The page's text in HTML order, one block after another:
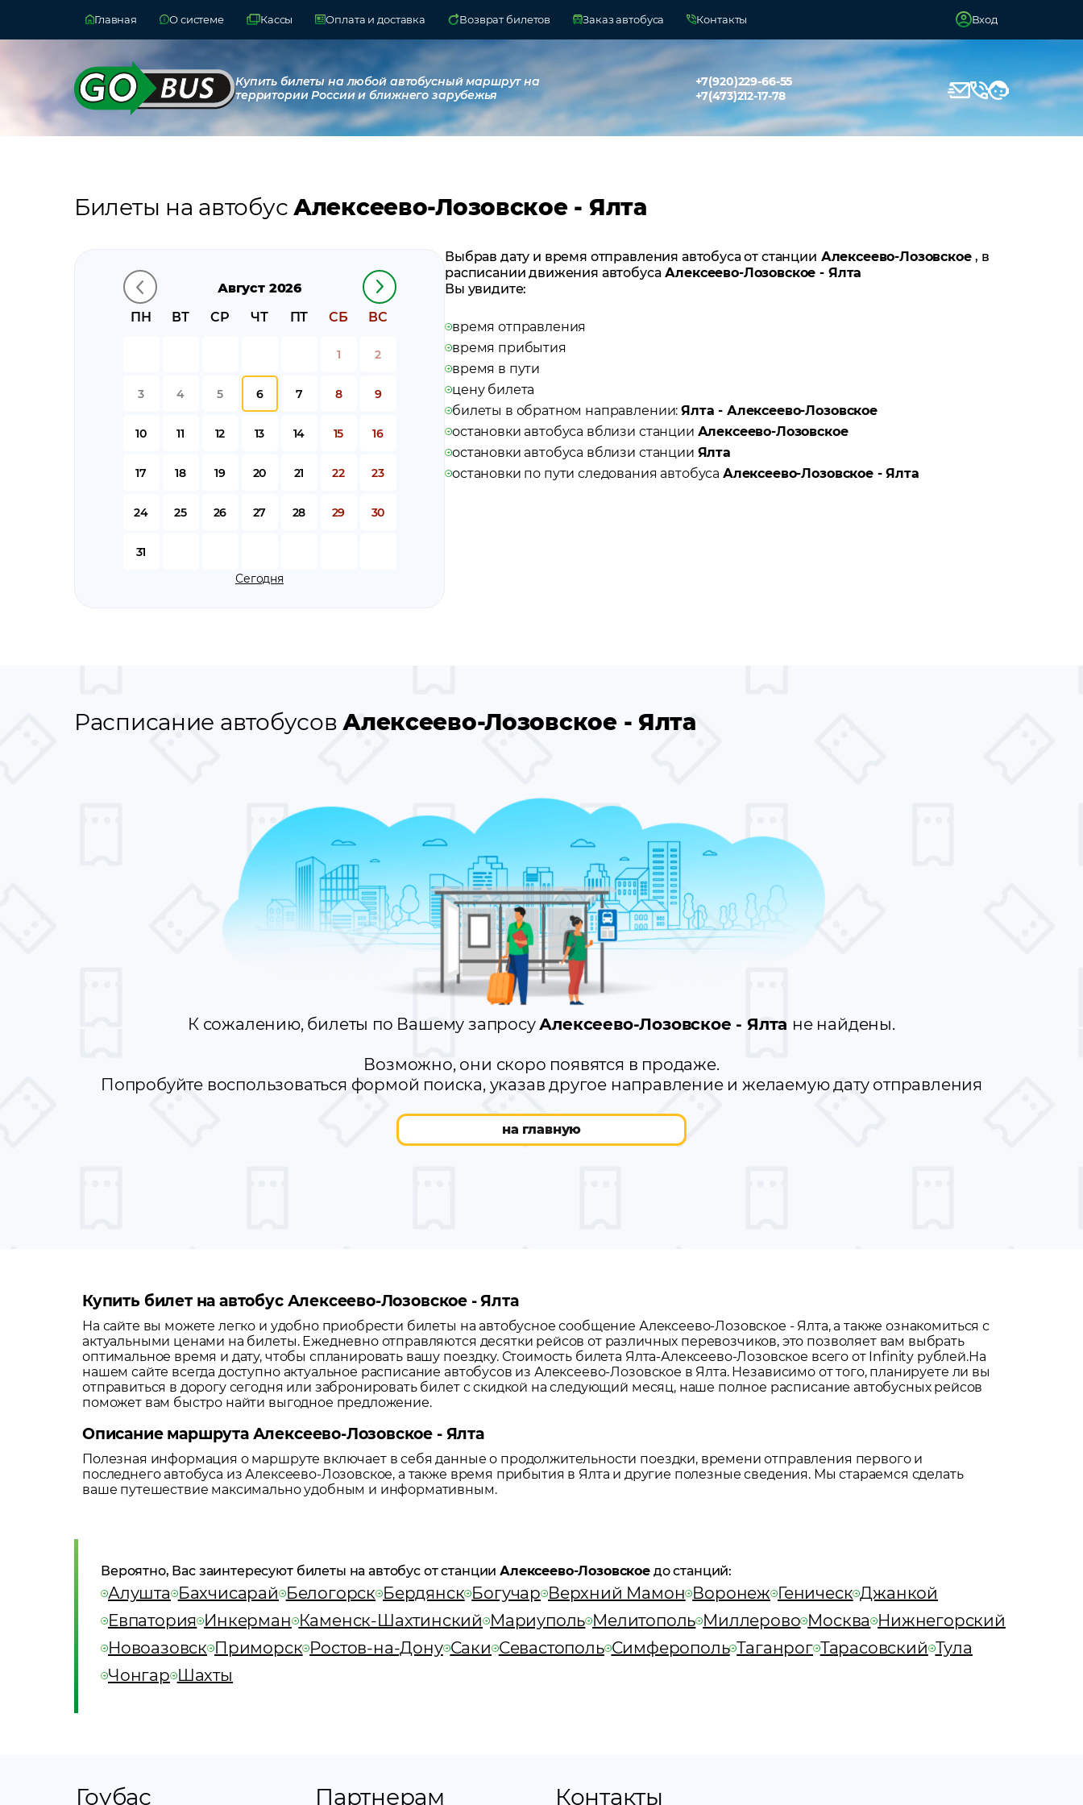
Главная О системе Кассы Оплата и доставка Возврат билетов Заказ автобуса Контакты Вход
Купить билеты на любой автобусный маршрут на
территории России и ближнего зарубежья
+7(920)229-66-55
+7(473)212-17-78
Билеты на автобус Алексеево-Лозовское - Ялта
Август 2026
ПН
ВТ СР ЧТ ПТ СБ ВС
1 2
3 4 5 6 7 8 9
10 11 12 13 14 15 16
17 18 19 20 21 22 23
24 25 26 27 28 29 30
31
Сегодня
Выбрав дату и время отправления автобуса от станции Алексеево-Лозовское, в
расписании движения автобусаАлексеево-Лозовское - Ялта
Вы увидите:
время отправления
время прибытия
время в пути
цену билета
билеты в обратном направлении:Ялта - Алексеево-Лозовское
остановки автобуса вблизи станции Алексеево-Лозовское
остановки автобуса вблизи станции Ялта
остановки по пути следования автобуса Алексеево-Лозовское - Ялта
Расписание автобусовАлексеево-Лозовское - Ялта
К сожалению, билеты по Вашему запросуАлексеево-Лозовское - Ялта не найдены.
Возможно, они скоро появятся в продаже.
Попробуйте воспользоваться формой поиска, указав другое направление и желаемую дату отправления
на главную
Купить билет на автобус Алексеево-Лозовское - Ялта
На сайте вы можете легко и удобно приобрести билеты на автобусное сообщение Алексеево-Лозовское - Ялта, а также ознакомиться с
актуальными ценами на билеты. Ежедневно отправляются десятки рейсов от различных перевозчиков, это позволяет вам выбрать
оптимальное время и дату, чтобы спланировать вашу поездку. Стоимость билета Ялта-Алексеево-Лозовское всего от Infinity рублей.На
нашем сайте всегда доступно актуальное расписание автобусов из Алексеево-Лозовское в Ялта. Независимо от того, планируете ли вы
отправиться в дорогу сегодня или забронировать билет с скидкой на следующий месяц, наше полное расписание автобусных рейсов
поможет вам быстро найти выгодное предложение.
Описание маршрута Алексеево-Лозовское - Ялта
Полезная информация о маршруте включает в себя данные о продолжительности поездки, времени отправления первого и
последнего автобуса изАлексеево-Лозовское, а также время прибытия в Ялта и другие полезные сведения. Мы стараемся сделать
ваше путешествие максимально удобным и информативным.
Вероятно, Вас заинтересуют билеты на автобус от станцииАлексеево-Лозовское до станций:
Алушта Бахчисарай Белогорск Бердянск Богучар Верхний Мамон Воронеж Геническ Джанкой
Евпатория Инкерман Каменск-Шахтинский Мариуполь Мелитополь Миллерово Москва Нижнегорский
Новоазовск Приморск Ростов-на-Дону Саки Севастополь Симферополь Таганрог Тарасовский Тула
Чонгар Шахты
Гоубас Партнерам Контакты